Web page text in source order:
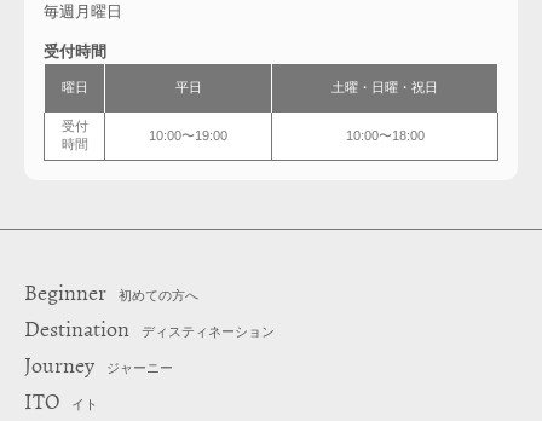
毎週月曜日
受付時間
曜日 平日 土曜・日曜・祝日
受付
時間
10:00〜19:00 10:00〜18:00
Beginner 初めての方へ
Destination ディスティネーション
Journey ジャーニー
ITO イト